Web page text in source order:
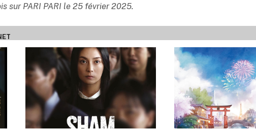
sur PARI PARI le 25 février 2025.